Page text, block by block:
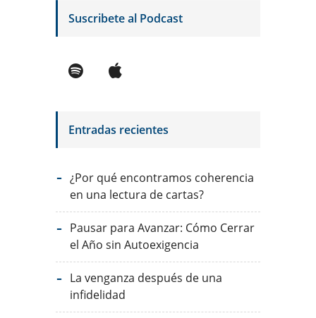
Suscribete al Podcast
Entradas recientes
¿Por qué encontramos coherencia
en una lectura de cartas?
Pausar para Avanzar: Cómo Cerrar
el Año sin Autoexigencia
La venganza después de una
infidelidad